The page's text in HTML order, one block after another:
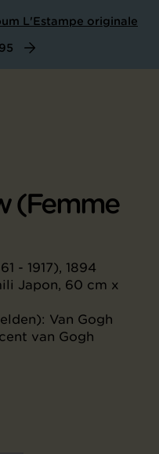
L'Estampe originale
(Femme
- 1917), 1894
Japon, 60 cm x
Van Gogh
van Gogh